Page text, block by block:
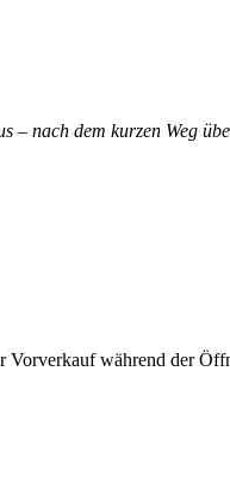
nach dem kurzen Weg
während der